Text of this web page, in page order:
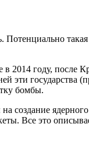
Потенциально
2014 году, после
эти государства
бомбы.
создание
Все это